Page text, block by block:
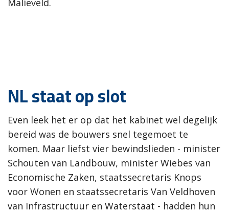
Malieveld.
NL staat op slot
Even leek het er op dat het kabinet wel degelijk
bereid was de bouwers snel tegemoet te
komen. Maar liefst vier bewindslieden - minister
Schouten van Landbouw, minister Wiebes van
Economische Zaken, staatssecretaris Knops
voor Wonen en staatssecretaris Van Veldhoven
van Infrastructuur en Waterstaat - hadden hun